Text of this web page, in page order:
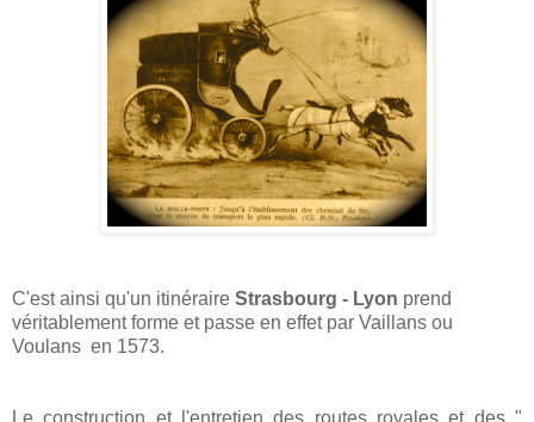
C'est ainsi qu'un itinéraire Strasbourg - Lyon prend
véritablement forme et passe en effet par Vaillans ou
Voulans en 1573.
Le construction et l'entretien des routes royales et des "